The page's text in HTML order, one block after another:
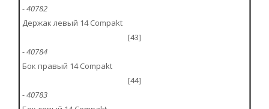
- 40782
Держак левый 14 Compakt
[43]
- 40784
Бок правый 14 Compakt
[44]
- 40783